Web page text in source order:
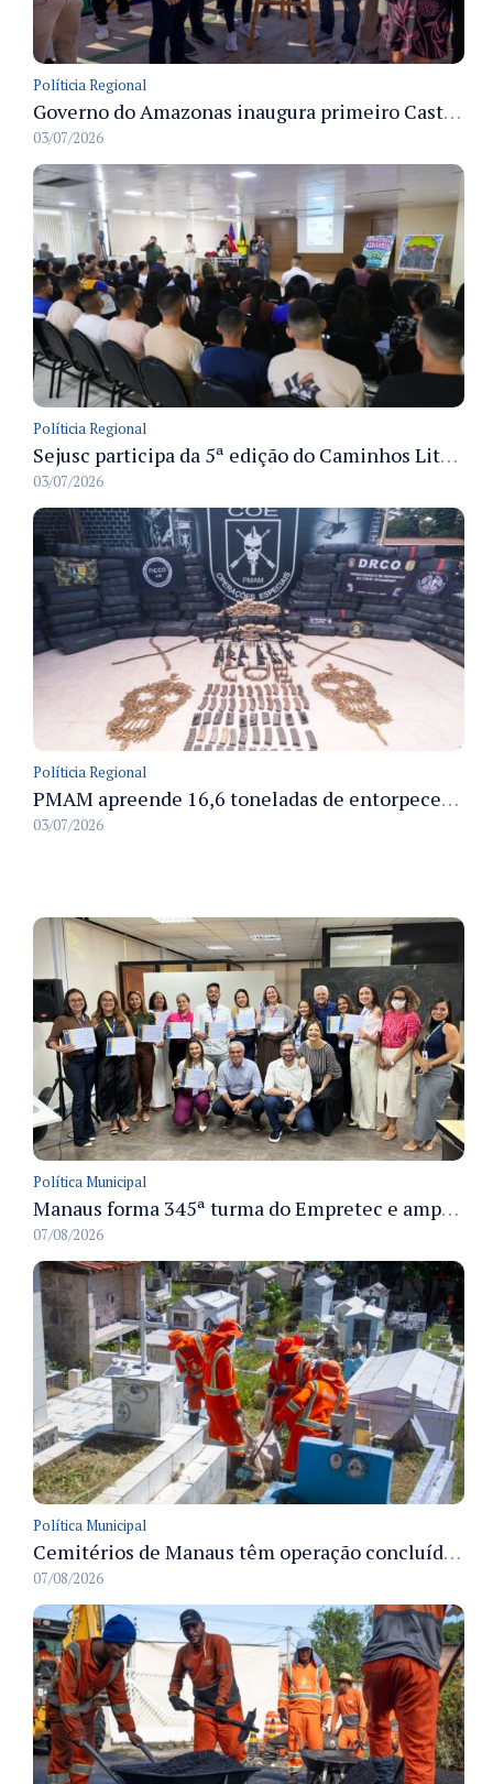
Políticia Regional
Governo do Amazonas inaugura primeiro Castramóvel Fluvial para atendimento veterinário às comunidades ribeirinhas e castração gratuita
03/07/2026
Políticia Regional
Sejusc participa da 5ª edição do Caminhos Literários com foco na cultura hip-hop nas unidades socioeducativas
03/07/2026
Políticia Regional
PMAM apreende 16,6 toneladas de entorpecentes e registra aumento nas prisões em flagrante e nas capturas de foragidos no primeiro semestre de 2026
03/07/2026
Política Municipal
Manaus forma 345ª turma do Empretec e amplia qualificação de empreendedores na cidade
07/08/2026
Política Municipal
Cemitérios de Manaus têm operação concluída e estrutura pronta para receber famílias no Dia dos Pais
07/08/2026